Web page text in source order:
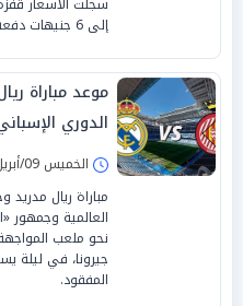
إلى 6 جنيهات دفعة واحدة في معظم الشركات الرائدة.
موعد مباراة
الدوري الإسباني 2025/
الخميس 09/أبريل/2026 - 01:33 م
مباراة ريال مدريد
العالمية وجمهور
نحو ملعب
جيرونا، في ليلة
المفقود.